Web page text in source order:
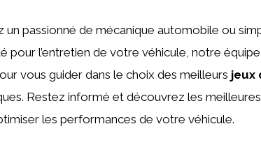
un passionné de mécanique automobile ou
pour l’entretien de votre véhicule, notre
vous guider dans le choix des meilleurs jeux
Restez informé et découvrez les
les performances de votre véhicule.